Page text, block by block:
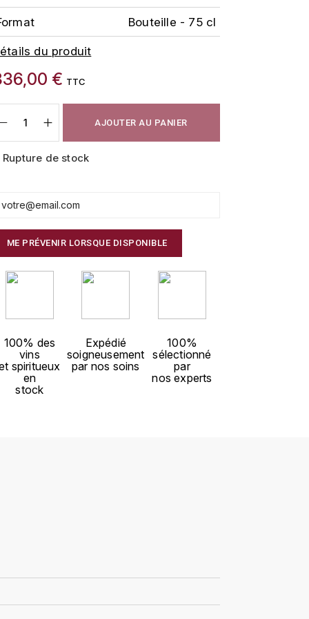
Bouteille - 75 cl
du produit
€ TTC
AJOUTER AU PANIER
Rupture de stock
ME PRÉVENIR LORSQUE DISPONIBLE
100% des
vins
spiritueux
en
stock
Expédié
soigneusement
par nos soins
100%
sélectionné
par
nos experts